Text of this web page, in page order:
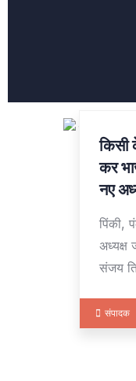
27
DEC
किसी
कर
नए
पिंकी,
अध्यक्ष
संजय
संपादक